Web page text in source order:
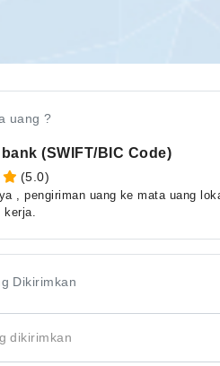
uang ?
(SWIFT/BIC Code)
(5.0)
, pengiriman uang ke mata uang
kerja.
Dikirimkan
dikirimkan